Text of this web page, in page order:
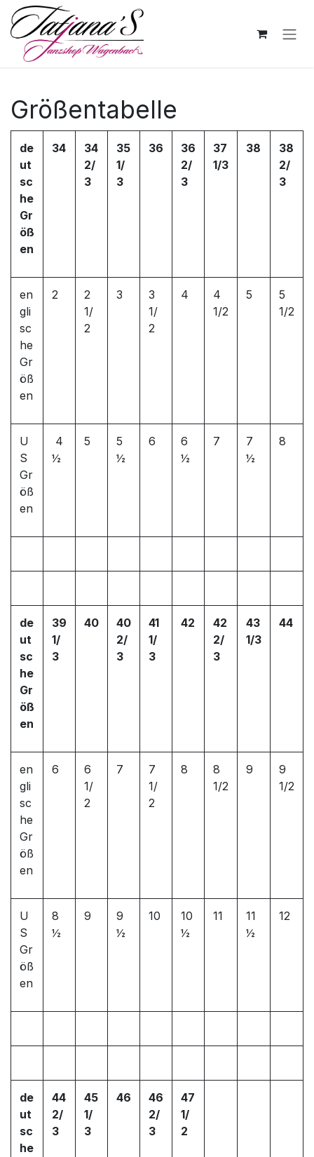
Zum Inhalt springen
Größentabelle
de
ut
sc
he
Gr
öß
en
34
34
2/
3
35
1/
3
36
36
2/
3
37
1/3
38
38
2/
3
en
gli
sc
he
Gr
öß
en
2
2
1/
2
3
3
1/
2
4
4
1/2
5
5
1/2
U
S
Gr
öß
en
4
½
5
5
½
6
6
½
7
7
½
8
de
ut
sc
he
Gr
öß
en
39
1/
3
40
40
2/
3
41
1/
3
42
42
2/
3
43
1/3
44
en
gli
sc
he
Gr
öß
en
6
6
1/
2
7
7
1/
2
8
8
1/2
9
9
1/2
U
S
Gr
öß
en
8
½
9
9
½
10
10
½
11
11
½
12
de
ut
sc
he
44
2/
3
45
1/
3
46
46
2/
3
47
1/
2